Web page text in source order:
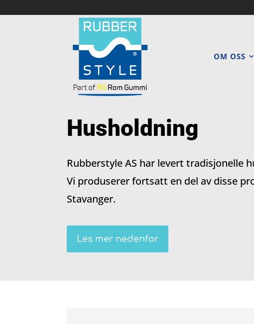
OM OSS
Husholdning
Rubberstyle AS har levert tradisjonelle
Vi produsererfortsatt en del av disse
Stavanger.
Les mer nedenfor